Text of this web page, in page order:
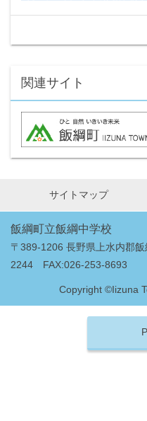
関連サイト
サイトマップ
飯綱町立飯綱中学校
〒389-1206 長野県上水内郡
2244 FAX:026-253-8693
Copyright ©Iizuna